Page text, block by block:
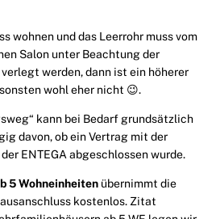
wohnen und das Leerrohr muss vom
Salon unter Beachtung der
werden, dann ist ein höherer
wohl eher nicht 😉.
kann bei Bedarf grundsätzlich
davon, ob ein Vertrag mit der
ENTEGA abgeschlossen wurde.
5 Wohneinheiten übernimmt die
kostenlos. Zitat